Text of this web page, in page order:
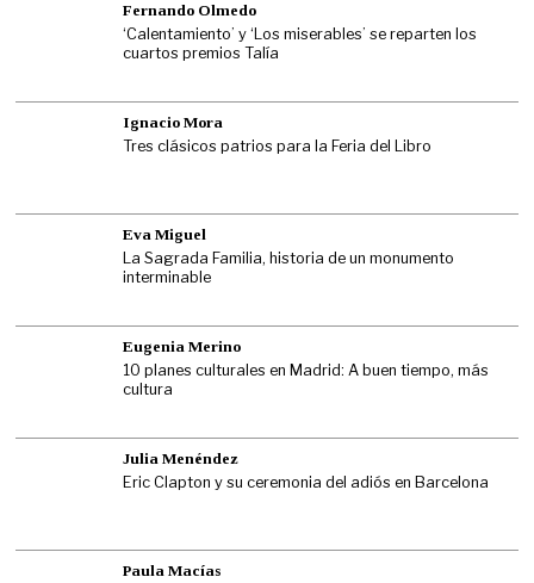
Fernando Olmedo
‘Calentamiento’ y ‘Los miserables’ se reparten los
cuartos premios Talía
Ignacio Mora
Tres clásicos patrios para la Feria del Libro
Eva Miguel
La Sagrada Familia, historia de un monumento
interminable
Eugenia Merino
10 planes culturales en Madrid: A buen tiempo, más
cultura
Julia Menéndez
Eric Clapton y su ceremonia del adiós en Barcelona
Paula Macías